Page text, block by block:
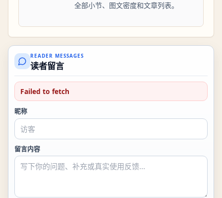
全部小节、图文密度和文章列表。
READER MESSAGES
读者留言
Failed to fetch
昵称
留言内容